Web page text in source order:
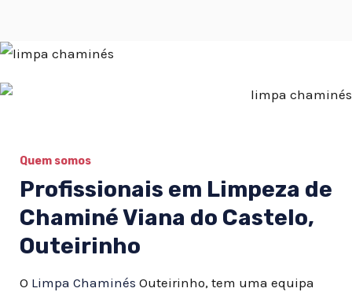
Quem somos
Profissionais em Limpeza de
Chaminé Viana do Castelo,
Outeirinho
O Limpa Chaminés Outeirinho, tem uma equipa